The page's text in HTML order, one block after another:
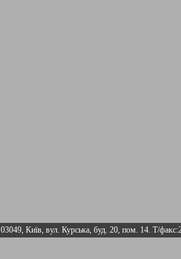
03049, Київ, вул. Курська, буд. 20, пом. 14. Т/